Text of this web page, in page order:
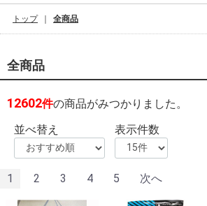
トップ 全商品
全商品
12602件の商品がみつかりました。
並べ替え
表示件数
1 2 3 4 5 次へ